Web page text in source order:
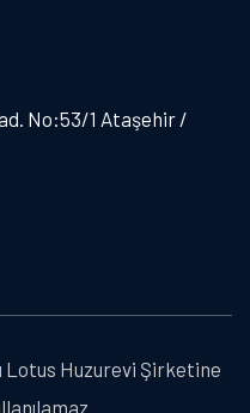
No:53/1 Ataşehir /
Lotus Huzurevi Şirketine